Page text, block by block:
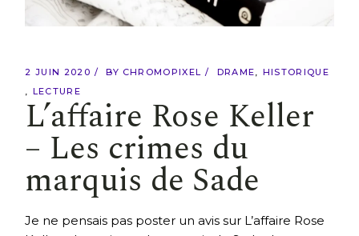
2 JUIN 2020 BY CHROMOPIXEL DRAME
HISTORIQUE
LECTURE
L’affaire Rose Keller
– Les crimes du
marquis de Sade
Je ne pensais pas poster un avis sur L’affaire Rose